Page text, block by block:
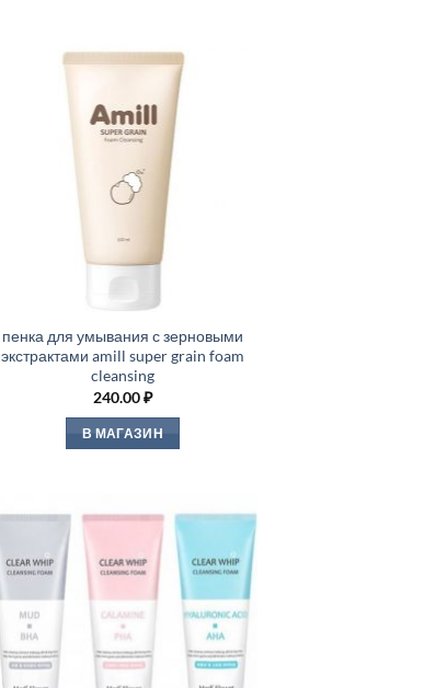
пенка для умывания с зерновыми
экстрактами amill super grain foam
cleansing
240.00₽
В МАГАЗИН